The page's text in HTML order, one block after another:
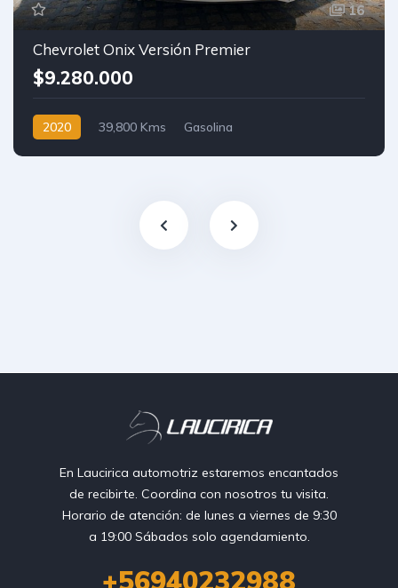
16
Chevrolet Onix Versión Premier
$9.280.000
2020 39,800 Kms Gasolina
En Laucirica automotriz estaremos encantados
de recibirte. Coordina con nosotros tu visita.
Horario de atención: de lunes a viernes de 9:30
a 19:00 Sábados solo agendamiento.
+56940232988